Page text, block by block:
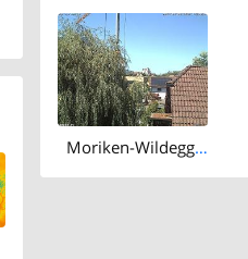
Moriken-Wildegg › West: Schloss Wildegg - Museum Aargau